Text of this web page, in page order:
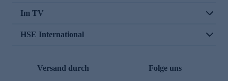
Im TV
HSE International
Versand durch Folge uns